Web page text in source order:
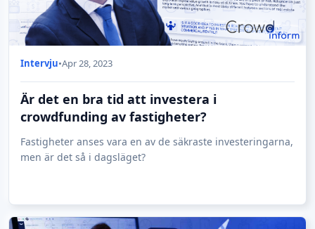
Intervju•Apr 28, 2023
Är det en bra tid att investera i
crowdfunding av fastigheter?
Fastigheter anses vara en av de säkraste investeringarna,
men är det så i dagsläget?